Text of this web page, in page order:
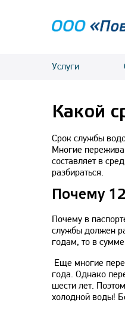
Услуги
Какой
Срок службы
Многие
составляет в
разбираться.
Почему
Почему в
службы должен
годам, то в
Еще многие
года. Однако
шести лет.
холодной воды!